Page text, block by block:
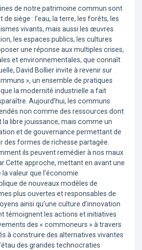
de notre patrimoine commun sont
siège : l’eau, la terre, les forêts, les
vivants, mais aussi les œuvres
les espaces publics, les cultures
une réponse aux multiples crises,
et environnementales, que connaît
David Bollier invite à revenir sur
», un ensemble de pratiques
la modernité industrielle a fait
Aujourd’hui, les communs
non comme des ressources dont
libre jouissance, mais comme un
et de gouvernance permettant de
des formes de richesse partagée.
ils peuvent remédier à nos maux
Cette approche, mettant en avant une
valeur que l’économie
de nouveaux modèles de
plus ouvertes et responsables de
ainsi qu’une culture d’innovation
témoignent les actions et initiatives
des « commoneurs » à travers
à construire des alternatives vivantes
des grandes technocraties